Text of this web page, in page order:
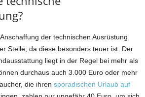
der technischen Ausrüstung
Stelle, da diese besonders teuer ist. Der
liegt in der Regel bei mehr als
durchaus auch 3.000 Euro oder mehr
die ihren sporadischen Urlaub auf